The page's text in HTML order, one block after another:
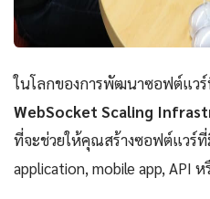
ในโลกของการพัฒนาซอฟต์แวร์
WebSocket Scaling
ที่จะช่วยให้คุณสร้างซอฟต์แวร์
application, mobile app, API ห